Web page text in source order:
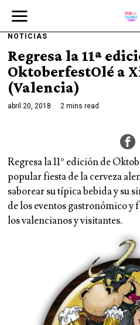
NOTICIAS
Regresa la 11ª
OktoberfestOlé a
(Valencia)
abril 20, 2018 2 mins read
Regresa la 11º edición de
popular fiesta de la cerveza
saborear su típica bebida y su
de los eventos gastronómico y
los valencianos y visitantes.